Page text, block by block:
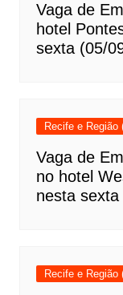
Vaga de
hotel
sexta (05/
Recife e Região
Vaga de
no hotel
nesta
Recife e Região